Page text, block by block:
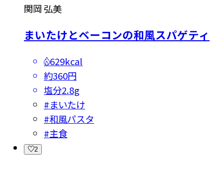
関岡 弘美
まいたけとベーコンの和風スパゲティ
629kcal
約360円
塩分2.8g
#まいたけ
#和風パスタ
#主食
2